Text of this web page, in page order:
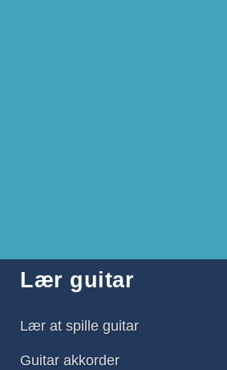
Lær guitar
Lær at spille guitar
Guitar akkorder